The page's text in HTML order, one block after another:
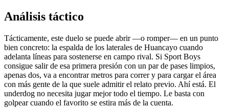
Análisis táctico
Tácticamente, este duelo se puede abrir —o romper— en un punto
bien concreto: la espalda de los laterales de Huancayo cuando
adelanta líneas para sostenerse en campo rival. Si Sport Boys
consigue salir de esa primera presión con un par de pases limpios,
apenas dos, va a encontrar metros para correr y para cargar el área
con más gente de la que suele admitir el relato previo. Ahí está. El
underdog no necesita jugar mejor todo el tiempo. Le basta con
golpear cuando el favorito se estira más de la cuenta.